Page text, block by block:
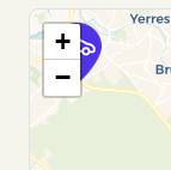
1 RUE
VERT ST
Voir l'agence
+
−